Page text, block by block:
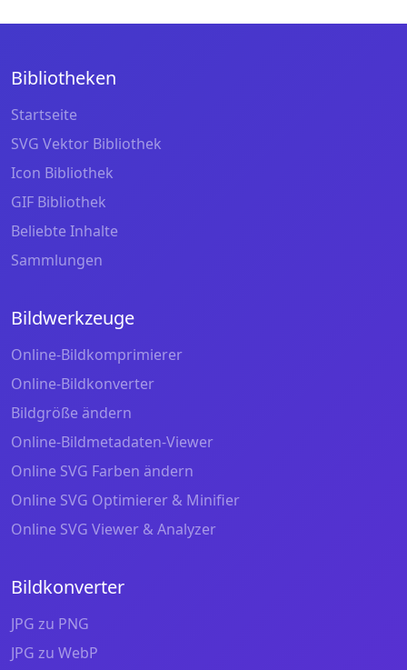
Bibliotheken
Startseite
SVG Vektor Bibliothek
Icon Bibliothek
GIF Bibliothek
Beliebte Inhalte
Sammlungen
Bildwerkzeuge
Online-Bildkomprimierer
Online-Bildkonverter
Bildgröße ändern
Online-Bildmetadaten-Viewer
Online SVG Farben ändern
Online SVG Optimierer & Minifier
Online SVG Viewer & Analyzer
Bildkonverter
JPG zu PNG
JPG zu WebP